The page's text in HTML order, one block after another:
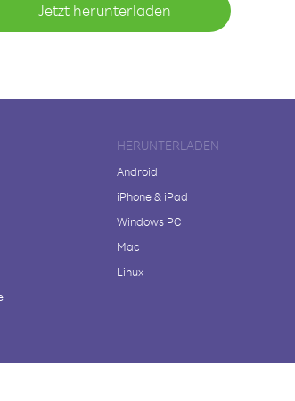
Jetzt herunterladen
HERUNTERLADEN
Android
iPhone & iPad
Windows PC
Mac
Linux